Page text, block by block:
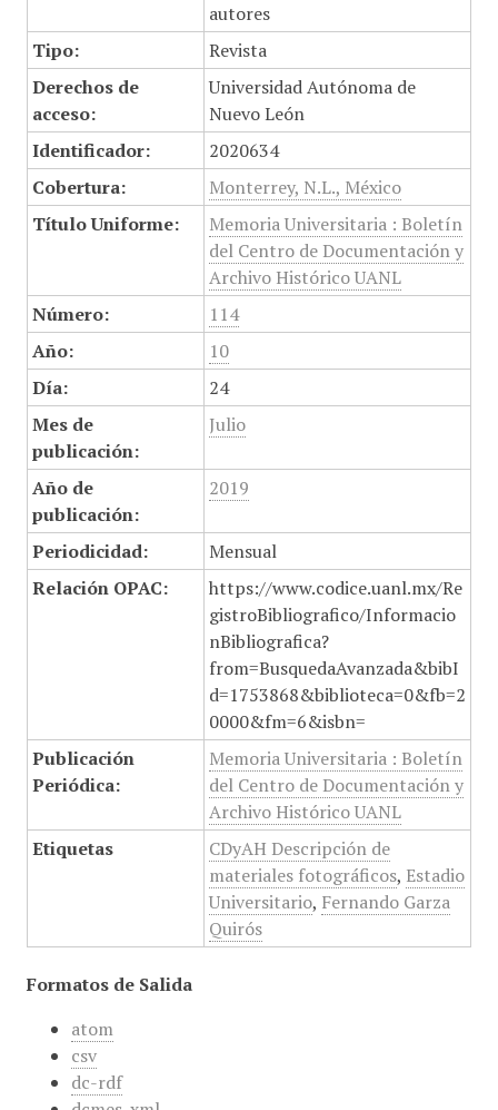
autores
Tipo:
Revista
Derechos de
acceso:
Universidad Autónoma de
Nuevo León
Identificador:
2020634
Cobertura:
Monterrey, N.L., México
Título Uniforme:
Memoria Universitaria : Boletín
del Centro de Documentación y
Archivo Histórico UANL
Número:
114
Año:
10
Día:
24
Mes de
publicación:
Julio
Año de
publicación:
2019
Periodicidad:
Mensual
Relación OPAC:
https://www.codice.uanl.mx/Re
gistroBibliografico/Informacio
nBibliografica?
from=BusquedaAvanzada&bibI
d=1753868&biblioteca=0&fb=2
0000&fm=6&isbn=
Publicación
Periódica:
Memoria Universitaria : Boletín
del Centro de Documentación y
Archivo Histórico UANL
Etiquetas
CDyAH Descripción de
materiales fotográficos, Estadio
Universitario, Fernando Garza
Quirós
Formatos de Salida
atom
csv
dc-rdf